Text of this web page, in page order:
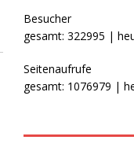
Besucher
gesamt: 322995 |
Seitenaufrufe
gesamt: 1076979 |